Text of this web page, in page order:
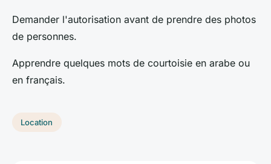
Demander l'autorisation avant de prendre des photos
de personnes.
Apprendre quelques mots de courtoisie en arabe ou
en français.
Location